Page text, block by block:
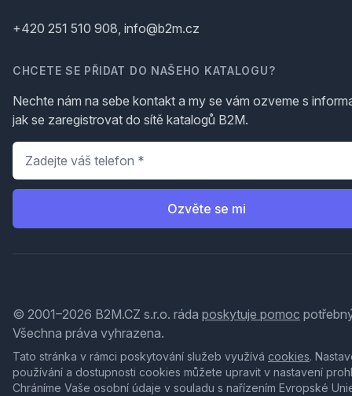
+420 251 510 908, info@b2m.cz
CHCETE SE PŘIDAT DO NAŠEHO KATALOGU?
Nechte nám na sebe kontakt a my se vám ozveme s
jak se zaregistrovat do sítě katalogů B2M.
Telefon
Ozvěte se mi
© 2001–2026 B2M.CZ s.r.o. ráda poskytuje pomoc
Všechna práva vyhrazena.
Tato stránka v rámci poskytování služeb využívá cookies.
používání a dostupnosti cookies můžete upravit v nastavení
Chráníme Vaše osobní údaje v souladu s nařízením Evropské